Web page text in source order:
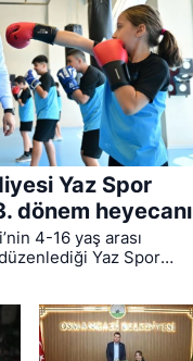
Yaz Spor
dönem heyecanı
4-16 yaş arası
Yaz Spor